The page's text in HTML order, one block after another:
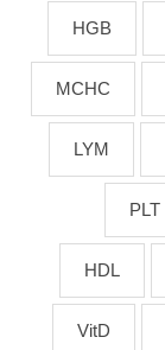
HGB
MCHC
LYM
PLT
HDL
VitD